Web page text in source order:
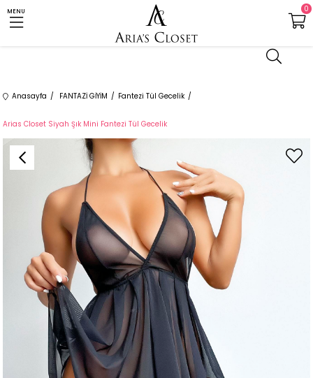
MENU 0
Anasayfa FANTAZİ GİYİM Fantezi Tül Gecelik
Arias Closet Siyah Şık Mini Fantezi Tül Gecelik